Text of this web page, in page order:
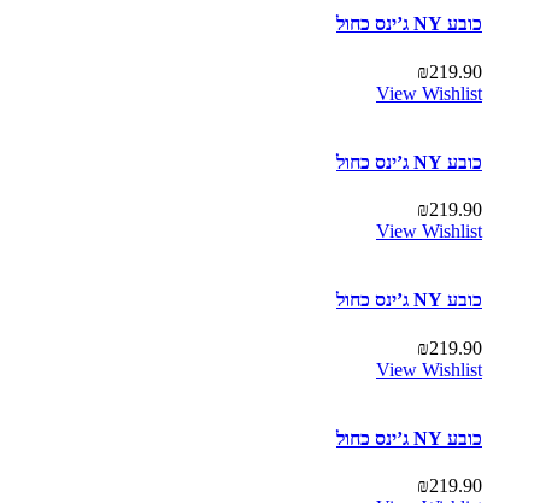
כובע NY ג’ינס כחול
₪219.90
View Wishlist
כובע NY ג’ינס כחול
₪219.90
View Wishlist
כובע NY ג’ינס כחול
₪219.90
View Wishlist
כובע NY ג’ינס כחול
₪219.90